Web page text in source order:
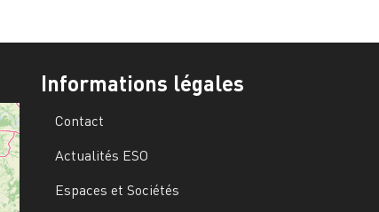
Informations légales
Contact
Actualités ESO
Espaces et Sociétés